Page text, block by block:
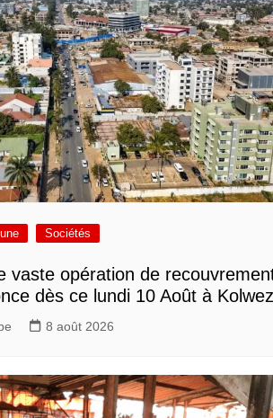
Sociétés
vaste opération de
dès ce lundi 10 Août à
8 août 2026